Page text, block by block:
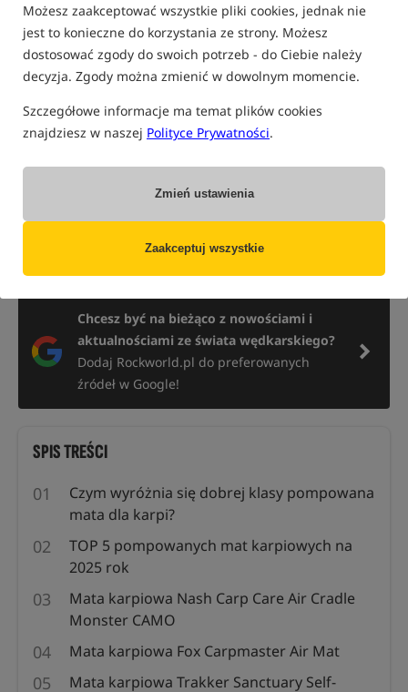
Możesz zaakceptować wszystkie pliki cookies, jednak nie
jest to konieczne do korzystania ze strony. Możesz
dostosować zgody do swoich potrzeb - do Ciebie należy
decyzja. Zgody można zmienić w dowolnym momencie.
Szczegółowe informacje ma temat plików cookies
znajdziesz w naszej Polityce Prywatności.
Zmień ustawienia
Zaakceptuj wszystkie
TOP 5 Pompowanych Mat Karpiowych 2025
Ochrona złowionych karpi to jeden z kluczowych aspektów,
którym powinien kierować się nowoczesny karpiarz. Na rynku
najciekawszych rozwiązań jest pompowana mata karpiowa,
dzisiejszym zestawieniu przedstawimy TOP 5 pompowanych
mat, które warto rozważyć, aby zapewnić swoim złowionym
Chcesz być na bieżąco z nowościami i
aktualnościami ze świata wędkarskiego?
Dodaj Rockworld.pl do preferowanych
źródeł w Google!
SPIS TREŚCI
Czym wyróżnia się dobrej klasy pompowana
mata dla karpi?
TOP 5 pompowanych mat karpiowych na
2025 rok
Mata karpiowa Nash Carp Care Air Cradle
Monster CAMO
Mata karpiowa Fox Carpmaster Air Mat
Mata karpiowa Trakker Sanctuary Self-